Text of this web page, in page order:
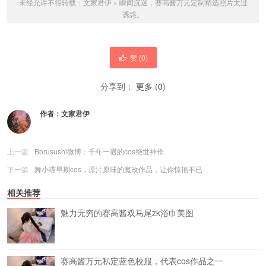
未经允许不得转载： 文家君伊» 瞬间沉迷，赛高酱万元定制精选照片太过
诱惑。
赞 (0)
分享到： 更多 (0)
作者： 文家君伊
上一篇
Borusushi微博：千年一遇的cos绝世神作
下一篇
舞小喵早期cos，原汁原味的魔改作品，让你惊艳不已
相关推荐
魅力无穷的赛高酱双马尾zk浴巾美图
赛高酱万元私定蓝色校服，代表cos作品之一